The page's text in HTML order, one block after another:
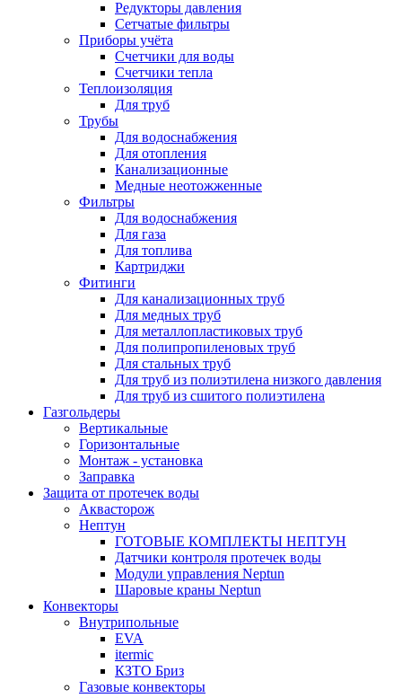
Редукторы давления
Сетчатые фильтры
Приборы учёта
Счетчики для воды
Счетчики тепла
Теплоизоляция
Для труб
Трубы
Для водоснабжения
Для отопления
Канализационные
Медные неотожженные
Фильтры
Для водоснабжения
Для газа
Для топлива
Картриджи
Фитинги
Для канализационных труб
Для медных труб
Для металлопластиковых труб
Для полипропиленовых труб
Для стальных труб
Для труб из полиэтилена низкого давления
Для труб из сшитого полиэтилена
Газгольдеры
Вертикальные
Горизонтальные
Монтаж - установка
Заправка
Защита от протечек воды
Аквасторож
Нептун
ГОТОВЫЕ КОМПЛЕКТЫ НЕПТУН
Датчики контроля протечек воды
Модули управления Neptun
Шаровые краны Neptun
Конвекторы
Внутрипольные
EVA
itermic
КЗТО Бриз
Газовые конвекторы